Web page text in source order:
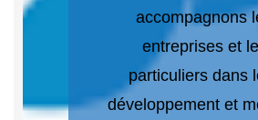
accompagnons
entreprises et
particuliers dans
développement et